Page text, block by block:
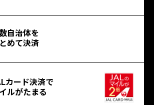
自治体を
めて決済
カード決済で
ルがたまる